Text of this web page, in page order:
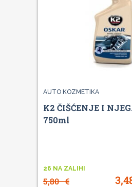
AUTO KOZMETIKA
K2 ČIŠĆENJE I
750ml
26 NA ZALIHI
5,80€